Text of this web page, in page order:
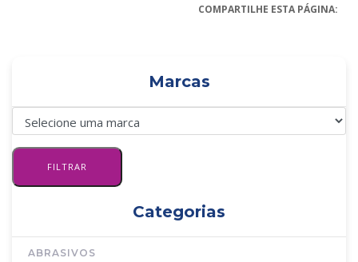
COMPARTILHE ESTA PÁGINA:
Marcas
Categorias
ABRASIVOS